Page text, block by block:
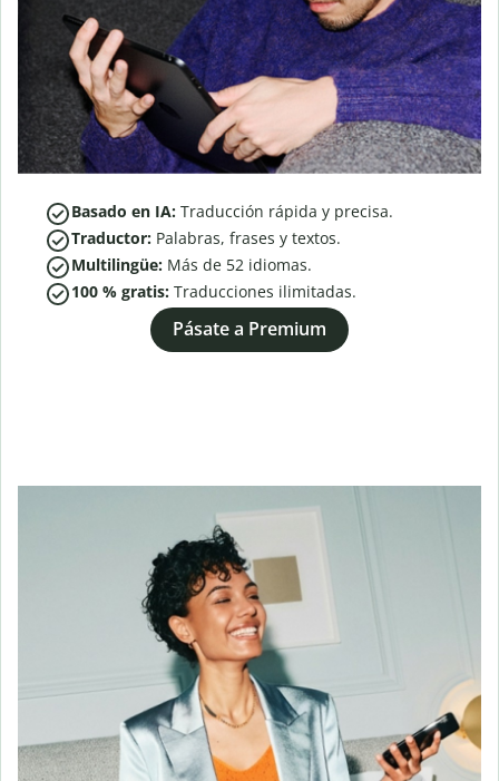
Basado en IA: Traducción rápida y precisa.
Traductor: Palabras, frases y textos.
Multilingüe: Más de 52 idiomas.
100 % gratis: Traducciones ilimitadas.
Pásate a Premium